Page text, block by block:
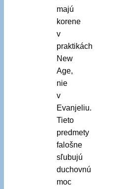
majú
korene
v
praktikách
New
Age,
nie
v
Evanjeliu.
Tieto
predmety
falošne
sľubujú
duchovnú
moc